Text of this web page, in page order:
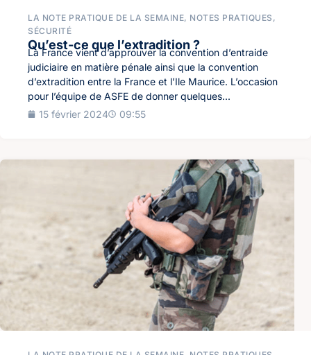
LA NOTE PRATIQUE DE LA SEMAINE, NOTES PRATIQUES ,
SÉCURITÉ
Qu’est-ce que l’extradition ?
La France vient d’approuver la convention d’entraide
judiciaire en matière pénale ainsi que la convention
d’extradition entre la France et l’Ile Maurice. L’occasion
pour l’équipe de ASFE de donner quelques...
15 février 2024
09:55